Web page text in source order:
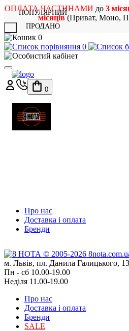
ОПЛАТА ЧАСТИНАМИ до 3
місяців(Приват, Моно,
0
0
0
Про нас
Доставка і оплата
Бренди
м. Львів, пл. Данила Галицького, 13
Пн - сб 10.00-19.00
Неділя 11.00-19.00
Про нас
Доставка і оплата
Бренди
SALE
ПОПУЛЯРНИЙ
ПРОДАНО